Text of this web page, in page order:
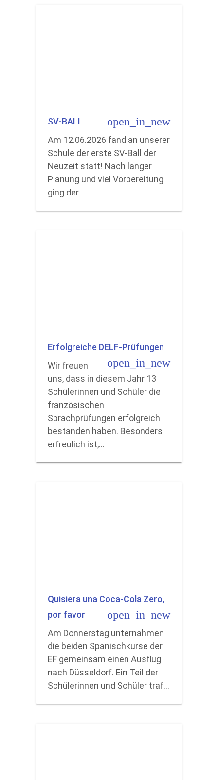
SV-BALL open_in_new
Am 12.06.2026 fand an unserer
Schule der erste SV-Ball der
Neuzeit statt! Nach langer
Planung und viel Vorbereitung
ging der…
Erfolgreiche DELF-Prüfungen
open_in_new
Wir freuen
uns, dass in diesem Jahr 13
Schülerinnen und Schüler die
französischen
Sprachprüfungen erfolgreich
bestanden haben. Besonders
erfreulich ist,…
Quisiera una Coca-Cola Zero,
por favor
open_in_new
Am Donnerstag unternahmen
die beiden Spanischkurse der
EF gemeinsam einen Ausflug
nach Düsseldorf. Ein Teil der
Schülerinnen und Schüler traf…